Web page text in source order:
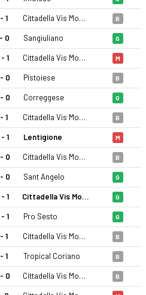
| Serie D, Grup D'de
1 Cittadella Vis Modena B
0 Sangiuliano G
1 Cittadella Vis Modena M
0 Pistoiese B
0 Correggese G
1 Cittadella Vis Modena B
1 Lentigione M
0 Cittadella Vis Modena B
0 Sant Angelo G
1 Cittadella Vis Modena G
1 Pro Sesto G
1 Cittadella Vis Modena B
1 Tropical Coriano B
0 Cittadella Vis Modena B